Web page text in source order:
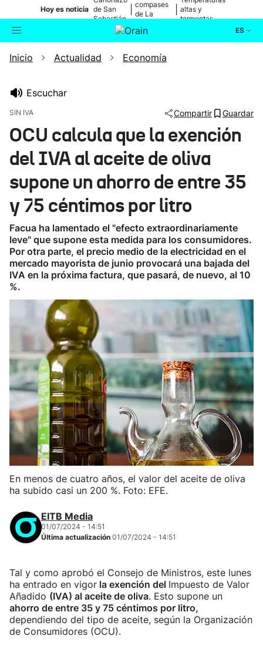
Hoy es noticia de San
Sebastián
compases
de La
altas y
tormentas
ES
Buscador Actualidad
Ikusmiran
Eguraldia
Inicio Actualidad Economía
Escuchar
SIN IVA Compartir Guardar
OCU calcula que la exención
del IVA al aceite de oliva
supone un ahorro de entre 35
y 75 céntimos por litro
Facua ha lamentado el "efecto extraordinariamente
leve" que supone esta medida para los consumidores.
Por otra parte, el precio medio de la electricidad en el
mercado mayorista de junio provocará una bajada del
IVA en la próxima factura, que pasará, de nuevo, al 10
%.
En menos de cuatro años, el valor del aceite de oliva
ha subido casi un 200 %. Foto: EFE.
EITB Media
01/07/2024 - 14:51
Última actualización 01/07/2024 - 14:51
Tal y como aprobó el Consejo de Ministros, este lunes
ha entrado en vigor la exención del Impuesto de Valor
Añadido (IVA) al aceite de oliva. Esto supone un
ahorro de entre 35 y 75 céntimos por litro,
dependiendo del tipo de aceite, según la Organización
de Consumidores (OCU).